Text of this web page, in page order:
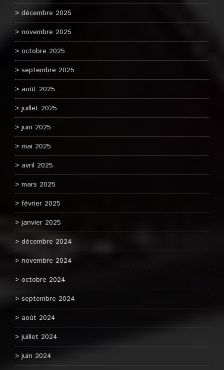
décembre 2025
novembre 2025
octobre 2025
septembre 2025
août 2025
juillet 2025
juin 2025
mai 2025
avril 2025
mars 2025
février 2025
janvier 2025
décembre 2024
novembre 2024
octobre 2024
septembre 2024
août 2024
juillet 2024
juin 2024